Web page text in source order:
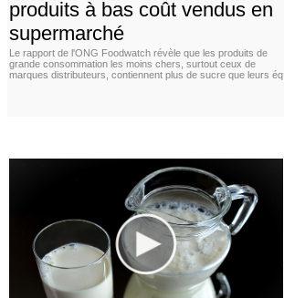
produits à bas coût vendus en
supermarché
Le rapport de l'ONG Foodwatch révèle que les produits de
grande consommation les moins chers, surtout ceux de
marques distributeurs, contiennent plus de sucre que leurs éq